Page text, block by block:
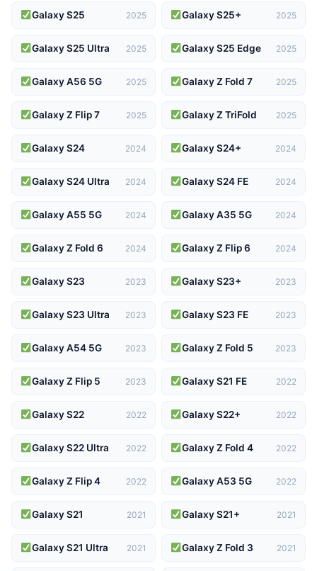
Galaxy S25 2025 Galaxy S25+ 2025
Galaxy S25 Ultra 2025 Galaxy S25 Edge 2025
Galaxy A56 5G 2025 Galaxy Z Fold 7 2025
Galaxy Z Flip 7 2025 Galaxy Z TriFold 2025
Galaxy S24 2024 Galaxy S24+ 2024
Galaxy S24 Ultra 2024 Galaxy S24 FE 2024
Galaxy A55 5G 2024 Galaxy A35 5G 2024
Galaxy Z Fold 6 2024 Galaxy Z Flip 6 2024
Galaxy S23 2023 Galaxy S23+ 2023
Galaxy S23 Ultra 2023 Galaxy S23 FE 2023
Galaxy A54 5G 2023 Galaxy Z Fold 5 2023
Galaxy Z Flip 5 2023 Galaxy S21 FE 2022
Galaxy S22 2022 Galaxy S22+ 2022
Galaxy S22 Ultra 2022 Galaxy Z Fold 4 2022
Galaxy Z Flip 4 2022 Galaxy A53 5G 2022
Galaxy S21 2021 Galaxy S21+ 2021
Galaxy S21 Ultra 2021 Galaxy Z Fold 3 2021